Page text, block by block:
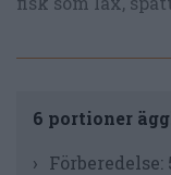
6 portioner
Förberedelse: